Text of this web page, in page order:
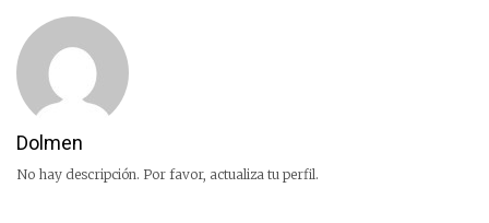
Dolmen
No hay descripción. Por favor, actualiza tu perfil.